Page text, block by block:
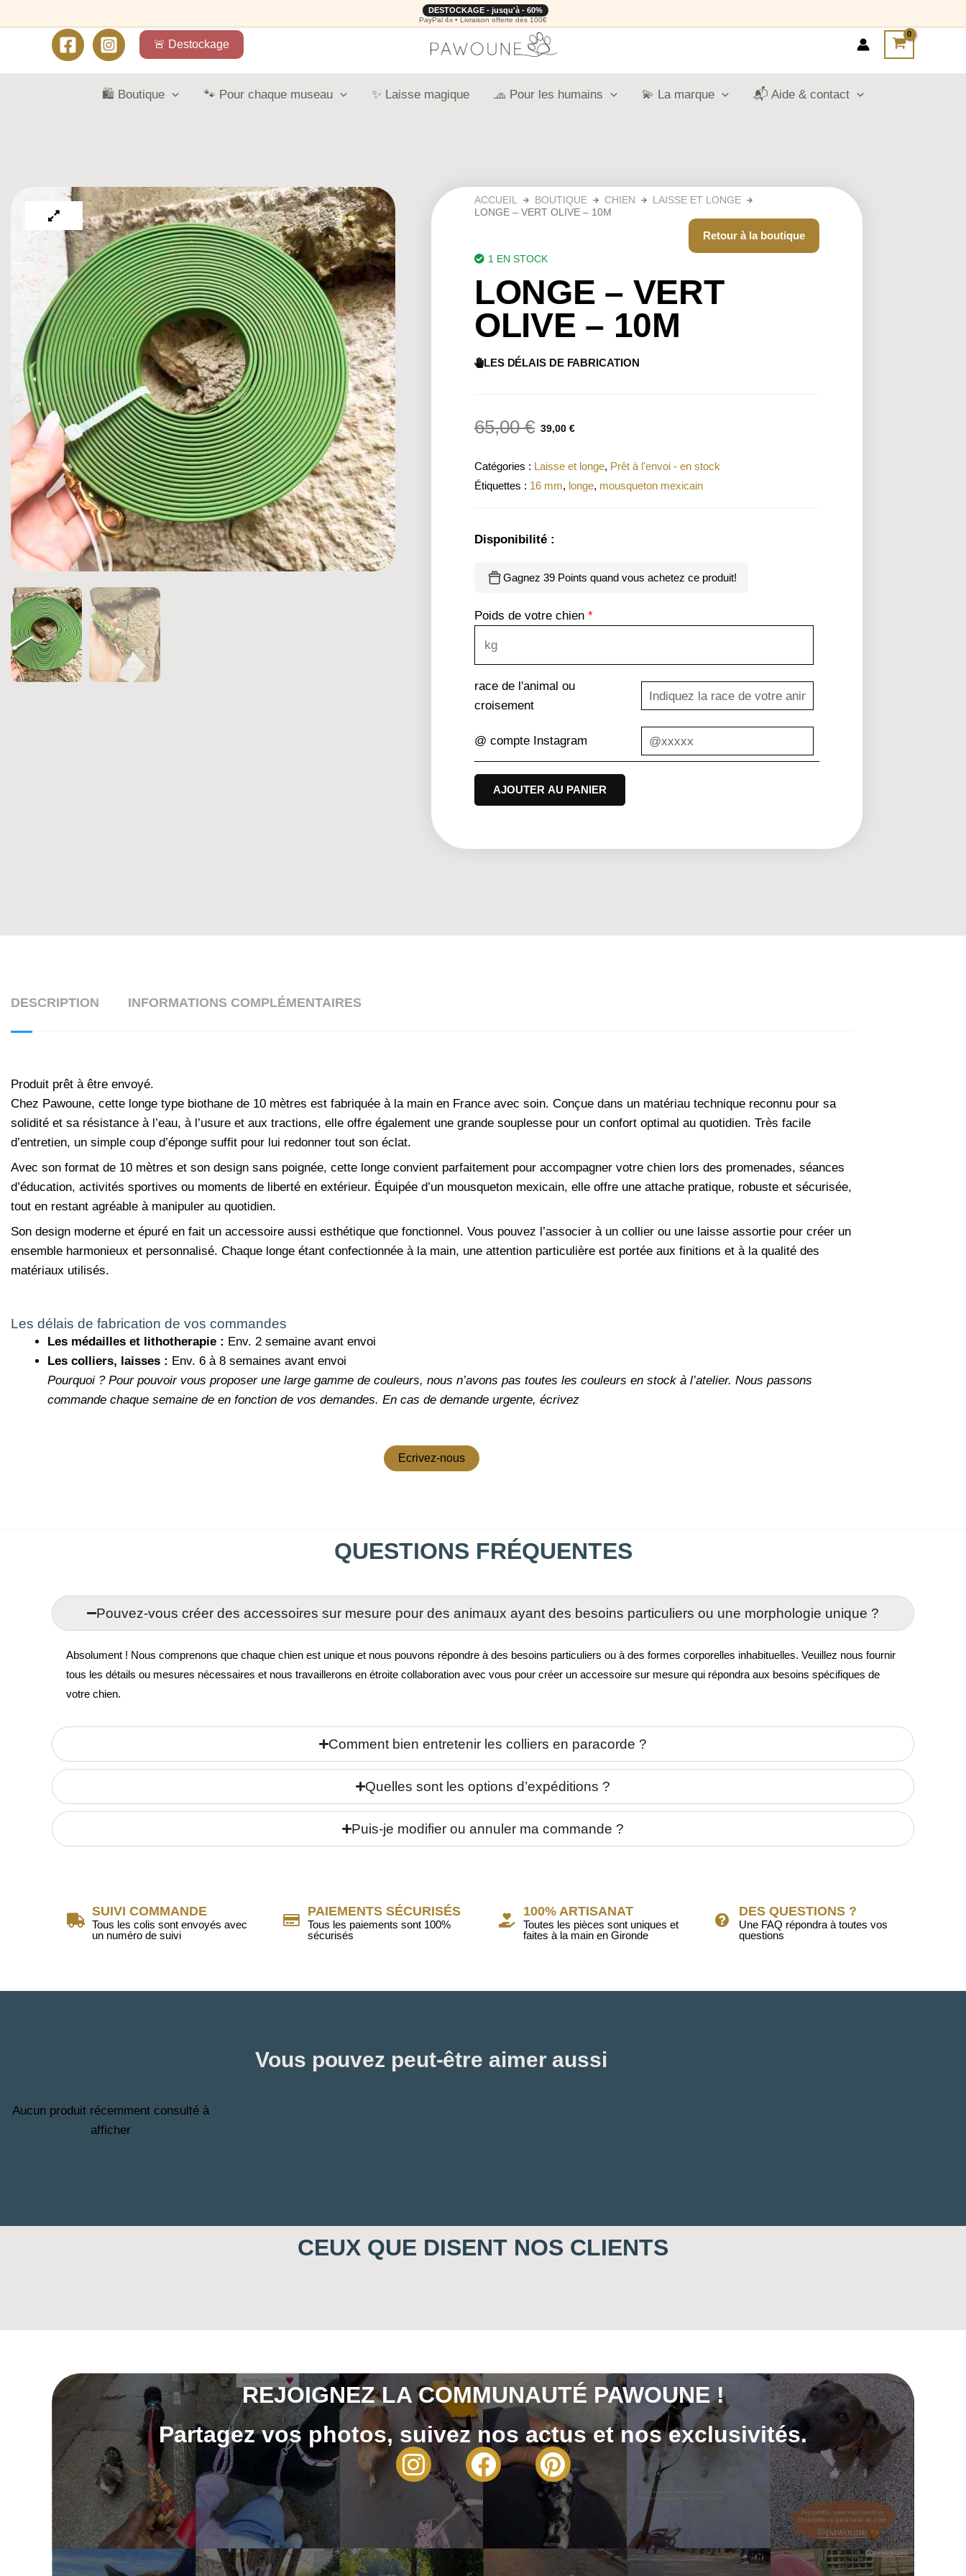
🚨 Destockage
DESTOCKAGE - jusqu'à - 60%
PayPal 4x • Livraison offerte dès 100€
🛍️ Boutique 🐾 Pour chaque museau ✨ Laisse magique 🧢 Pour les humains 💫 La marque 📬 Aide & contact
ACCUEIL BOUTIQUE CHIEN
LAISSE ET LONGE
LONGE – VERT OLIVE – 10M
Retour à la boutique
1 EN STOCK
LONGE – VERT
OLIVE – 10M
LES DÉLAIS DE FABRICATION
65,00€ 39,00 €
Catégories : Laisse et longe, Prêt à l'envoi - en stock
Étiquettes : 16 mm, longe, mousqueton mexicain
Disponibilité :
Gagnez 39 Points quand vous achetez ce produit!
Poids de votre chien *
race de l'animal ou
croisement
@ compte Instagram
AJOUTER AU PANIER
DESCRIPTION INFORMATIONS COMPLÉMENTAIRES
Produit prêt à être envoyé.
Chez Pawoune, cette longe type biothane de 10 mètres est fabriquée à la main en France avec soin. Conçue dans un matériau technique reconnu pour sa
solidité et sa résistance à l’eau, à l’usure et aux tractions, elle offre également une grande souplesse pour un confort optimal au quotidien. Très facile
d’entretien, un simple coup d’éponge suffit pour lui redonner tout son éclat.
Avec son format de 10 mètres et son design sans poignée, cette longe convient parfaitement pour accompagner votre chien lors des promenades, séances
d’éducation, activités sportives ou moments de liberté en extérieur. Équipée d’un mousqueton mexicain, elle offre une attache pratique, robuste et sécurisée,
tout en restant agréable à manipuler au quotidien.
Son design moderne et épuré en fait un accessoire aussi esthétique que fonctionnel. Vous pouvez l’associer à un collier ou une laisse assortie pour créer un
ensemble harmonieux et personnalisé. Chaque longe étant confectionnée à la main, une attention particulière est portée aux finitions et à la qualité des
matériaux utilisés.
Les délais de fabrication de vos commandes
Les médailles et lithotherapie : Env. 2 semaine avant envoi
Les colliers, laisses : Env. 6 à 8 semaines avant envoi
Pourquoi ? Pour pouvoir vous proposer une large gamme de couleurs, nous n’avons pas toutes les couleurs en stock à l’atelier. Nous passons
commande chaque semaine de en fonction de vos demandes. En cas de demande urgente, écrivez
Ecrivez-nous
QUESTIONS FRÉQUENTES
Pouvez-vous créer des accessoires sur mesure pour des animaux ayant des besoins particuliers ou une morphologie unique ?
Absolument ! Nous comprenons que chaque chien est unique et nous pouvons répondre à des besoins particuliers ou à des formes corporelles inhabituelles. Veuillez nous fournir
tous les détails ou mesures nécessaires et nous travaillerons en étroite collaboration avec vous pour créer un accessoire sur mesure qui répondra aux besoins spécifiques de
votre chien.
Comment bien entretenir les colliers en paracorde ?
Quelles sont les options d’expéditions ?
Puis-je modifier ou annuler ma commande ?
SUIVI COMMANDE
Tous les colis sont envoyés avec
un numéro de suivi
PAIEMENTS SÉCURISÉS
Tous les paiements sont 100%
sécurisés
100% ARTISANAT
Toutes les pièces sont uniques et
faites à la main en Gironde
DES QUESTIONS ?
Une FAQ répondra à toutes vos
questions
Vous pouvez peut-être aimer aussi
Aucun produit récemment consulté à
afficher
CEUX QUE DISENT NOS CLIENTS
REJOIGNEZ LA COMMUNAUTÉ PAWOUNE !
Partagez vos photos, suivez nos actus et nos exclusivités.